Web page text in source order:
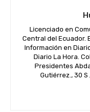
Licenciado en
Central del Ecuador.
Información en
Diario La Hora.
Presidentes
Gutiérrez., 30